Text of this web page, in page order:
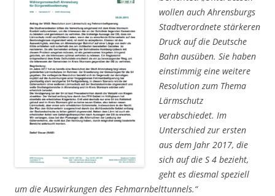
wollen auch Ahrensburgs
Stadtverordnete stärkeren
Druck auf die Deutsche
Bahn ausüben. Sie haben
einstimmig eine weitere
Resolution zum Thema
Lärmschutz
verabschiedet. Im
Unterschied zur ersten
aus dem Jahr 2017, die
sich auf die S 4 bezieht,
geht es diesmal speziell
um die Auswirkungen des Fehmarnbelttunnels.“